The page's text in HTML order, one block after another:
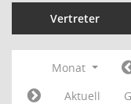
Vertreter
Monat
Aktuell